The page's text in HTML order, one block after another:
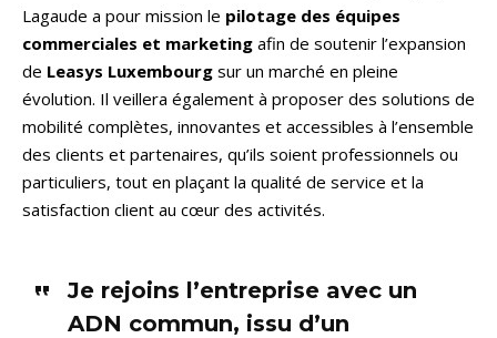
Lagaude a pour mission le pilotage des équipes
commerciales et marketing afin de soutenir l’expansion
de Leasys Luxembourg sur un marché en pleine
évolution. Il veillera également à proposer des solutions de
mobilité complètes, innovantes et accessibles à l’ensemble
des clients et partenaires, qu’ils soient professionnels ou
particuliers, tout en plaçant la qualité de service et la
satisfaction client au cœur des activités.
Je rejoins l’entreprise avec un
ADN commun, issu d’un